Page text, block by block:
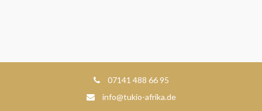
07141 488 66 95
info@tukio-afrika.de